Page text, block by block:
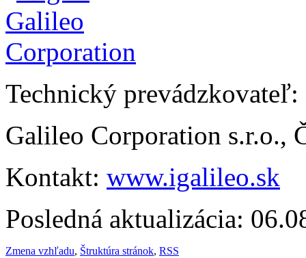
Technický prevádzkovateľ:
Galileo Corporation s.r.o.,
Kontakt: www.igalileo.sk
Posledná aktualizácia:
Zmena vzhľadu, Štruktúra stránok, RSS